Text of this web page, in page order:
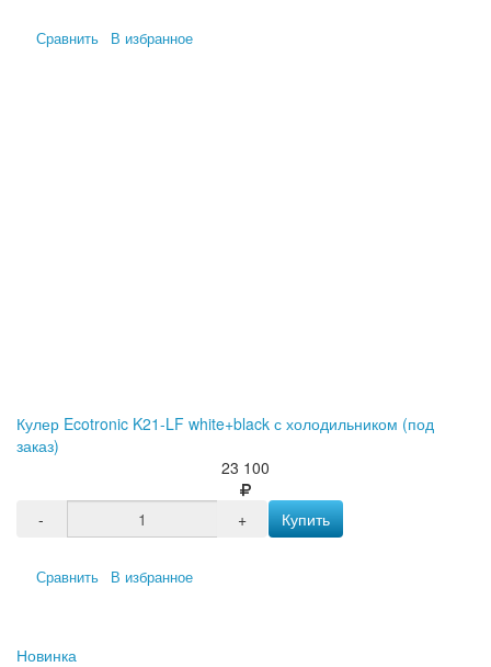
Сравнить В избранное
Кулер Ecotronic K21-LF white+black с холодильником (под
заказ)
23 100
- + Купить
Сравнить В избранное
Новинка